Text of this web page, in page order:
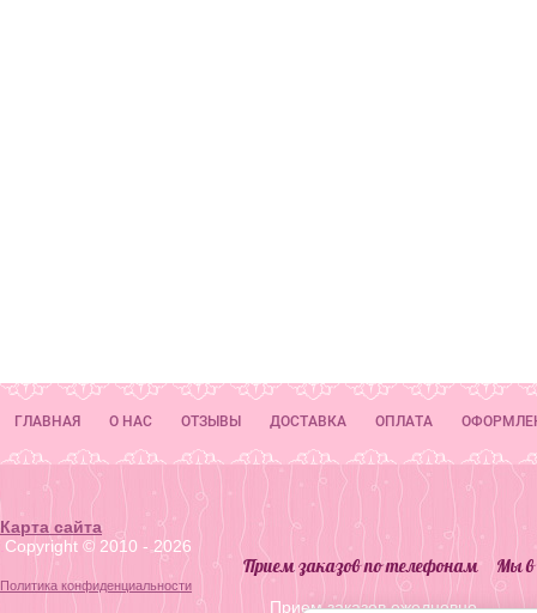
ГЛАВНАЯ О НАС ОТЗЫВЫ ДОСТАВКА ОПЛАТА
Карта сайта
Copyright © 2010 - 2026
Политика конфиденциальности
Прием заказов по телефонам Мы в
Прием заказов ежедневно